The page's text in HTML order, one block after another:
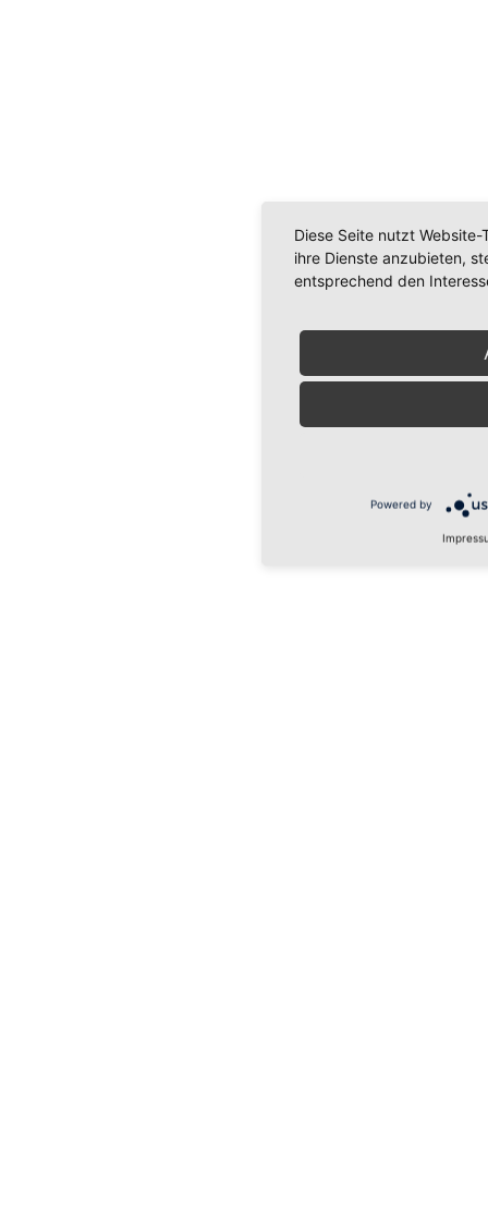
Diese Seite nutzt
ihre Dienste anzubieten,
entsprechend den
Powered by